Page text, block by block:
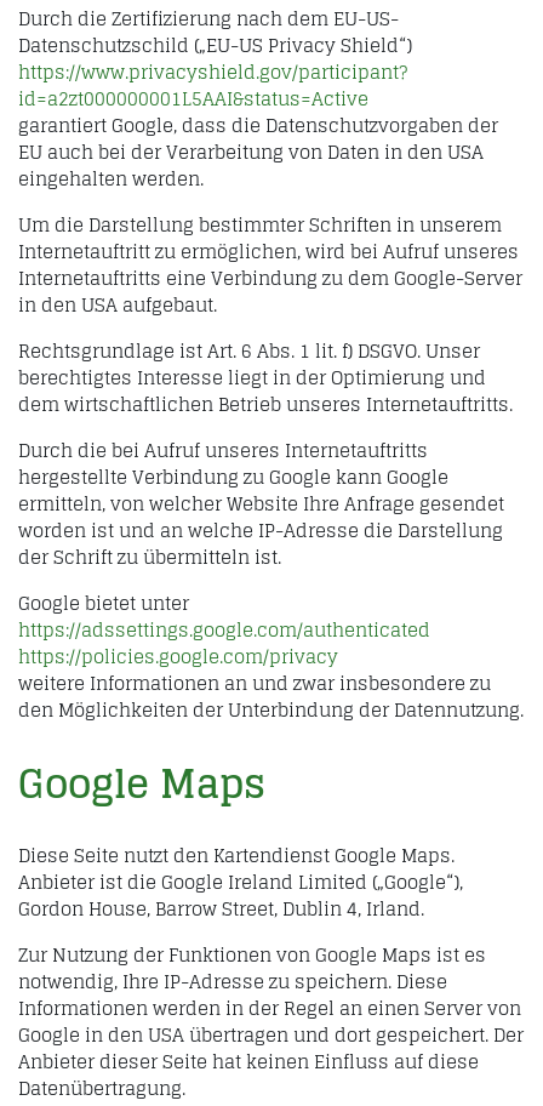
Durch die Zertifizierung nach dem EU-US-
Datenschutzschild („EU-US Privacy Shield“)
https://www.privacyshield.gov/participant?
id=a2zt000000001L5AAI&status=Active
garantiert Google, dass die Datenschutzvorgaben der
EU auch bei der Verarbeitung von Daten in den USA
eingehalten werden.
Um die Darstellung bestimmter Schriften in unserem
Internetauftritt zu ermöglichen, wird bei Aufruf unseres
Internetauftritts eine Verbindung zu dem Google-Server
in den USA aufgebaut.
Rechtsgrundlage ist Art. 6 Abs. 1 lit. f) DSGVO. Unser
berechtigtes Interesse liegt in der Optimierung und
dem wirtschaftlichen Betrieb unseres Internetauftritts.
Durch die bei Aufruf unseres Internetauftritts
hergestellte Verbindung zu Google kann Google
ermitteln, von welcher Website Ihre Anfrage gesendet
worden ist und an welche IP-Adresse die Darstellung
der Schrift zu übermitteln ist.
Google bietet unter
https://adssettings.google.com/authenticated
https://policies.google.com/privacy
weitere Informationen an und zwar insbesondere zu
den Möglichkeiten der Unterbindung der Datennutzung.
Google Maps
Diese Seite nutzt den Kartendienst Google Maps.
Anbieter ist die Google Ireland Limited („Google“),
Gordon House, Barrow Street, Dublin 4, Irland.
Zur Nutzung der Funktionen von Google Maps ist es
notwendig, Ihre IP-Adresse zu speichern. Diese
Informationen werden in der Regel an einen Server von
Google in den USA übertragen und dort gespeichert. Der
Anbieter dieser Seite hat keinen Einfluss auf diese
Datenübertragung.